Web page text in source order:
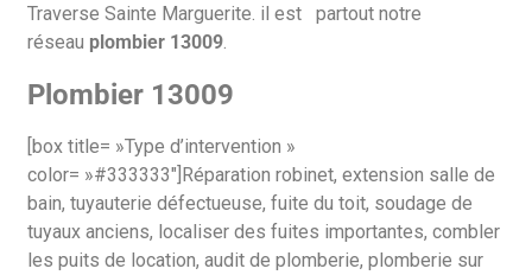
Traverse Sainte Marguerite. il est partout notre
réseau plombier 13009
Plombier 13009
[box title= »Type d’intervention »
color= »#333333″]Réparation robinet, extension salle de
bain, tuyauterie défectueuse, fuite du toit, soudage de
tuyaux anciens, localiser des fuites importantes, combler
les puits de location, audit de plomberie, plomberie sur